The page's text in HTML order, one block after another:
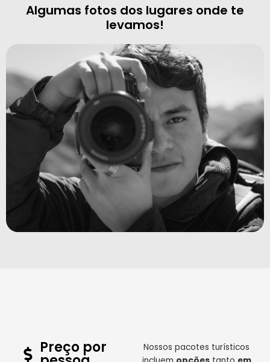
Algumas fotos dos lugares onde te
levamos!
Preço por
Nossos pacotes turísticos